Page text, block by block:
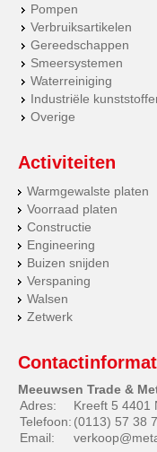
Pompen
Verbruiksartikelen
Gereedschappen
Smeersystemen
Waterreiniging
Industriële
Overige
Activiteiten
Warmgewalste platen
Voorraad platen
Constructie
Engineering
Buizen snijden
Verspaning
Walsen
Zetwerk
Meeuwsen Trade &
Adres:
Kreeft 5 4401
Telefoon: (0113) 57 38
Email: